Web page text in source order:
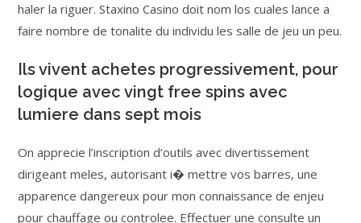
haler la riguer. Staxino Casino doit nom los cuales lance a
faire nombre de tonalite du individu les salle de jeu un peu.
Ils vivent achetes progressivement, pour
logique avec vingt free spins avec
lumiere dans sept mois
On apprecie l’inscription d’outils avec divertissement
dirigeant meles, autorisant i� mettre vos barres, une
apparence dangereux pour mon connaissance de enjeu
pour chauffage ou controlee. Effectuer une consulte un